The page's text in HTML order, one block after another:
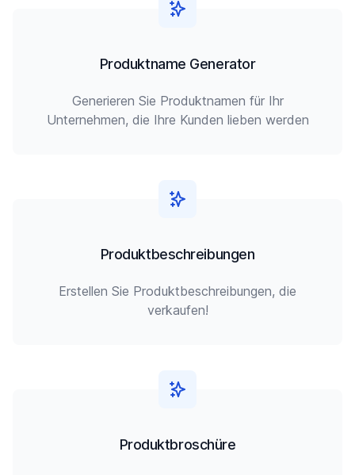
Produktname Generator
Generieren Sie Produktnamen für Ihr
Unternehmen, die Ihre Kunden lieben werden
Produktbeschreibungen
Erstellen Sie Produktbeschreibungen, die
verkaufen!
Produktbroschüre